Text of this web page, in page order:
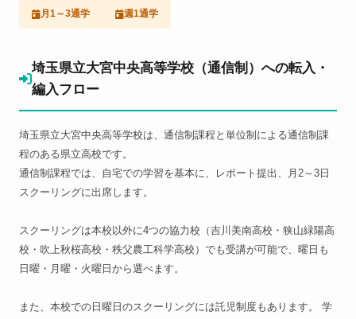
月1～3通学 週1通学
埼玉県立大宮中央高等学校（通信制）への転入・
編入フロー
埼玉県立大宮中央高等学校は、通信制課程と単位制による通信制課
程のある県立高校です。
通信制課程では、自宅での学習を基本に、レポート提出、月2～3日
スクーリングに出席します。
スクーリングは本校以外に4つの協力校（吉川美南高校・狭山緑陽高
校・吹上秋桜高校・秩父農工科学高校）でも受講が可能で、曜日も
日曜・月曜・火曜日から選べます。
また、本校での日曜日のスクーリングには託児制度もあります。 学